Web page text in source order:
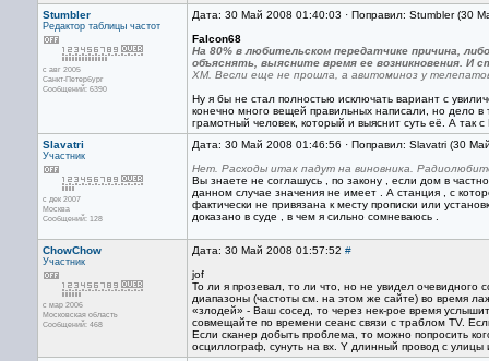
Stumbler
Редактор таблицы частот
с авг 2005
Санкт-Петербург
Сообщений: 6390
Дата: 30 Май 2008 01:40:03 · Поправил: Stumbler (30
Falcon68
На 80% в любительском передатчике причина,
объяснять, выясните время ее возникновения. И
ХМ. Весли еще не прошла, а авитоминоз у
Ну я бы не стал полностью исключать вариант с
конечно много вещей правильных написали, но дело
грамотный человек, который и выяснит суть её. А так
Slavatri
Участник
с дек 2007
Москва
Сообщений: 128
Дата: 30 Май 2008 01:46:56 · Поправил: Slavatri (30
Нет. Расходы итак падут на виновника.
Вы знаете не соглашусь , по закону , если дом в
данном случае значения не имеет . А станция , с
фактически не привязана к месту прописки или
доказано в суде , в чем я сильно сомневаюсь .
ChowChow
Участник
с мар 2006
Московская область
Сообщений: 468
Дата: 30 Май 2008 01:57:52 #
jof
То ли я прозевал, то ли что, но не увидел очевидного
диапазоны (частоты см. на этом же сайте) во время
«злодей» - Ваш сосед, то через нек-рое время
совмещайте по времени сеанс связи с траблом TV.
Если сканер добыть проблема, то можно попросить
осциллограф, сунуть на вх. Y длинный провод с